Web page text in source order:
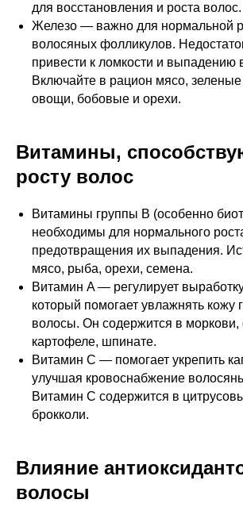
для восстановления и роста волос.
Железо — важно для нормальной
волосяных фолликулов.
привести к ломкости и выпадению
Включайте в рацион мясо,
овощи, бобовые и орехи.
Витамины,
росту волос
Витамины группы B (особенно
необходимы для нормального
предотвращения их выпадения.
мясо, рыба, орехи, семена.
Витамин A — регулирует
который помогает увлажнять кожу
волосы. Он содержится в моркови,
картофеле, шпинате.
Витамин C — помогает укрепить
улучшая кровоснабжение
Витамин C содержится в
брокколи.
Влияние
волосы